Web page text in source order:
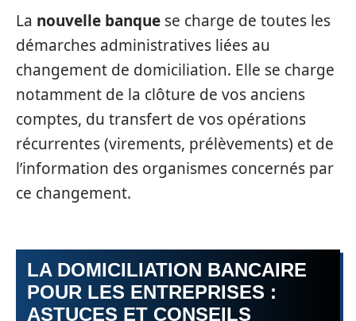
La nouvelle banque se charge de toutes les
démarches administratives liées au
changement de domiciliation. Elle se charge
notamment de la clôture de vos anciens
comptes, du transfert de vos opérations
récurrentes (virements, prélèvements) et de
l’information des organismes concernés par
ce changement.
LA DOMICILIATION BANCAIRE
POUR LES ENTREPRISES :
ASTUCES ET CONSEILS